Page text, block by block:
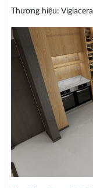
Thương hiệu: Viglacera